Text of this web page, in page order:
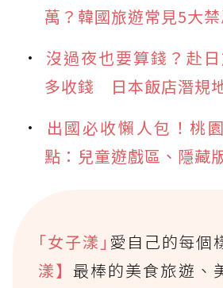
萬？韓國旅遊常見5大禁
沒過夜也要算錢？赴
多收錢 日本飯店潛規
出國必收懶人包！桃
點：兒童遊戲區、隱藏
｢女子漾｣ 愛自己的每個
漾】 最棒的美食旅遊、